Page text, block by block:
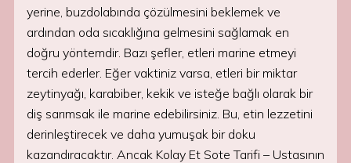
yerine, buzdolabında çözülmesini beklemek ve
ardından oda sıcaklığına gelmesini sağlamak en
doğru yöntemdir. Bazı şefler, etleri marine etmeyi
tercih ederler. Eğer vaktiniz varsa, etleri bir miktar
zeytinyağı, karabiber, kekik ve isteğe bağlı olarak bir
diş sarımsak ile marine edebilirsiniz. Bu, etin lezzetini
derinleştirecek ve daha yumuşak bir doku
kazandıracaktır. Ancak Kolay Et Sote Tarifi – Ustasının